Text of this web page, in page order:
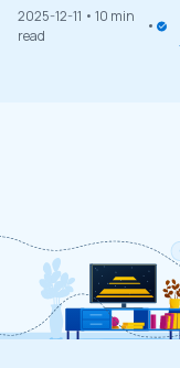
2025-12-11 • 10 min
read